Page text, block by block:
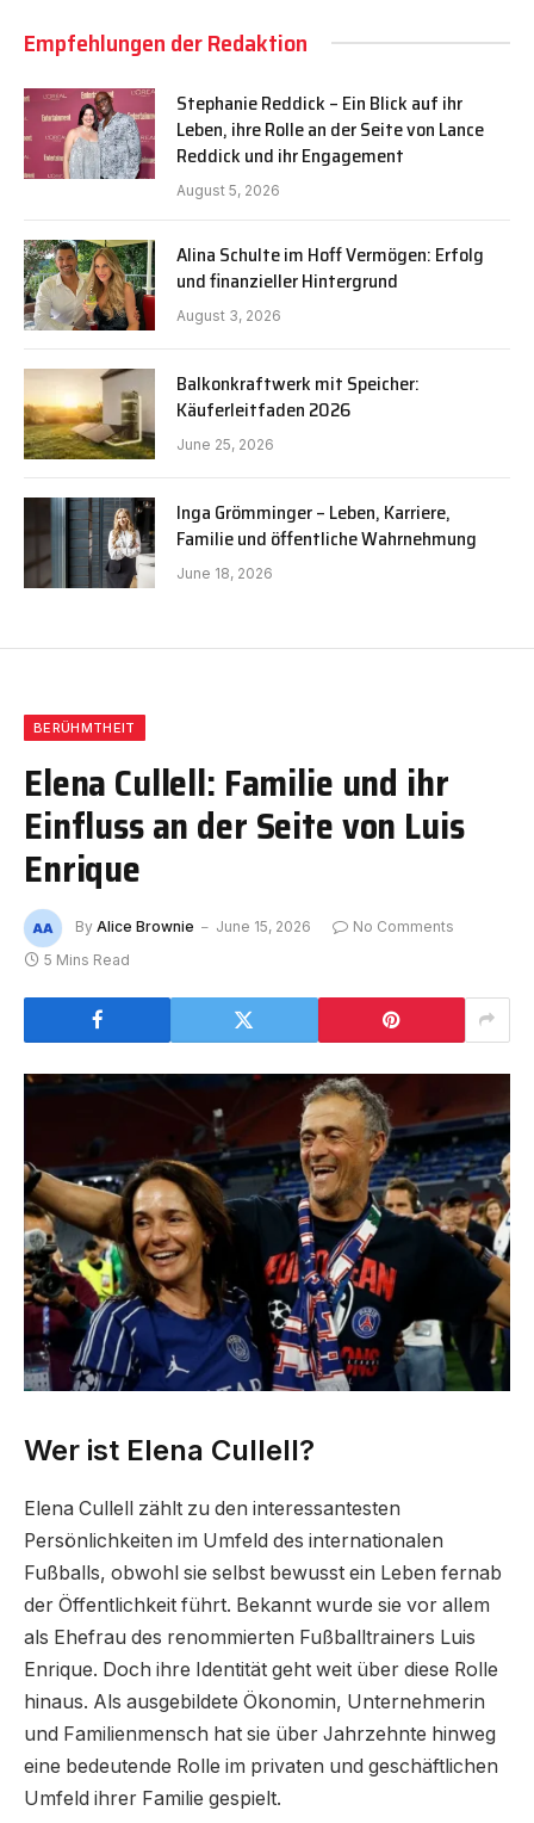
Empfehlungen der Redaktion
Stephanie Reddick – Ein Blick auf ihr
Leben, ihre Rolle an der Seite von Lance
Reddick und ihr Engagement
August 5, 2026
Alina Schulte im Hoff Vermögen: Erfolg
und finanzieller Hintergrund
August 3, 2026
Balkonkraftwerk mit Speicher:
Käuferleitfaden 2026
June 25, 2026
Inga Grömminger – Leben, Karriere,
Familie und öffentliche Wahrnehmung
June 18, 2026
BERÜHMTHEIT
Elena Cullell: Familie und ihr
Einfluss an der Seite von Luis
Enrique
By Alice Brownie June 15, 2026
No Comments
5 Mins Read
Wer ist Elena Cullell?
Elena Cullell zählt zu den interessantesten
Persönlichkeiten im Umfeld des internationalen
Fußballs, obwohl sie selbst bewusst ein Leben fernab
der Öffentlichkeit führt. Bekannt wurde sie vor allem
als Ehefrau des renommierten Fußballtrainers Luis
Enrique. Doch ihre Identität geht weit über diese Rolle
hinaus. Als ausgebildete Ökonomin, Unternehmerin
und Familienmensch hat sie über Jahrzehnte hinweg
eine bedeutende Rolle im privaten und geschäftlichen
Umfeld ihrer Familie gespielt.